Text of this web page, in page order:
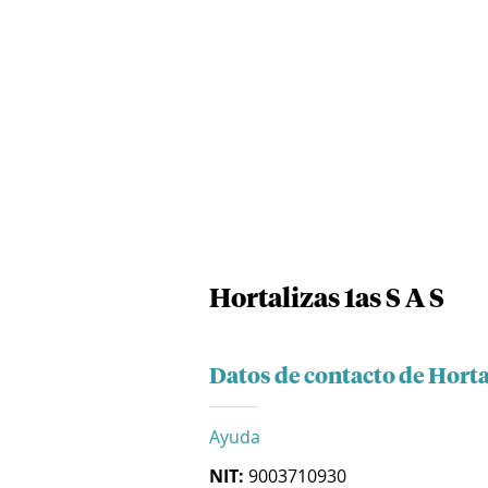
Hortalizas 1as S A S
Datos de contacto de
Ayuda
NIT: 9003710930